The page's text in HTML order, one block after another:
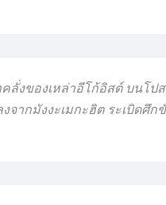
งของเหล่าอีโก้อิสต์ บนโปส
ากมังงะเมกะฮิต ระเบิดศึก